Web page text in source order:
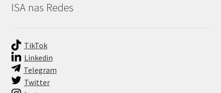
ISA nas Redes
TikTok
Linkedin
Telegram
Twitter